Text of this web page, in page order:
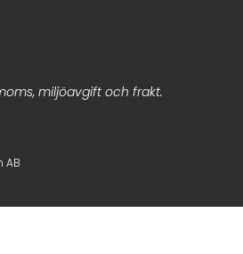
miljöavgift och frakt.
AB